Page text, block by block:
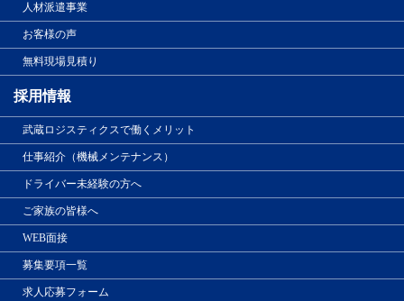
人材派遣事業
お客様の声
無料現場見積り
採用情報
武蔵ロジスティクスで働くメリット
仕事紹介（機械メンテナンス）
ドライバー未経験の方へ
ご家族の皆様へ
WEB面接
募集要項一覧
求人応募フォーム